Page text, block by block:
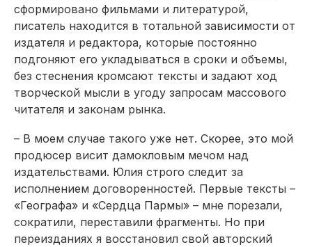
сформировано фильмами и литературой,
писатель находится в тотальной зависимости от
издателя и редактора, которые постоянно
подгоняют его укладываться в сроки и объемы,
без стеснения кромсают тексты и задают ход
творческой мысли в угоду запросам массового
читателя и законам рынка.
– В моем случае такого уже нет. Скорее, это мой
продюсер висит дамокловым мечом над
издательствами. Юлия строго следит за
исполнением договоренностей. Первые тексты –
«Географа» и «Сердца Пармы» – мне порезали,
сократили, переставили фрагменты. Но при
переизданиях я восстановил свой авторский